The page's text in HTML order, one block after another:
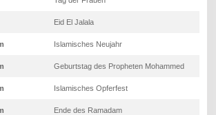
Eid El Jalala
Islamisches Neujahr
Geburtstag des Propheten Mohammed
Islamisches Opferfest
Ende des Ramadam